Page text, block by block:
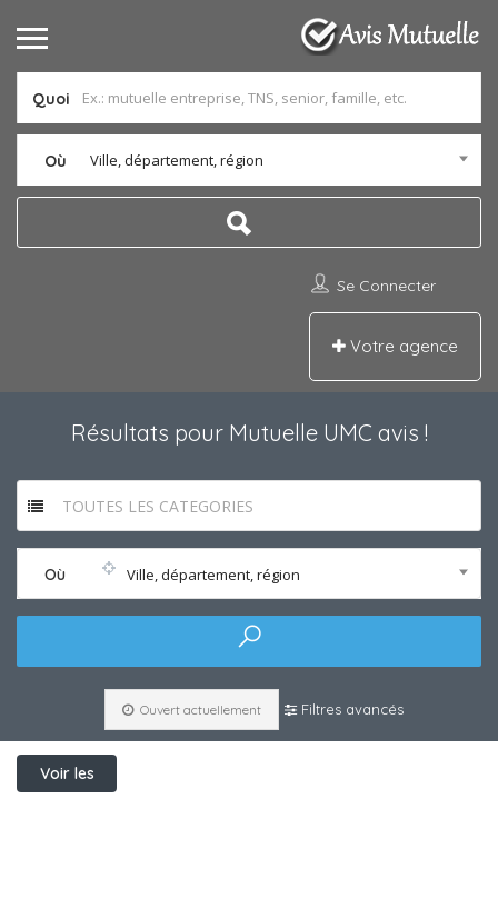
Quoi
Où Ville, département, région
Se Connecter
Votre agence
Résultats pour Mutuelle UMC avis !
TOUTES LES CATEGORIES
Où Ville, département, région
Ouvert actuellement Filtres avancés
Voir les